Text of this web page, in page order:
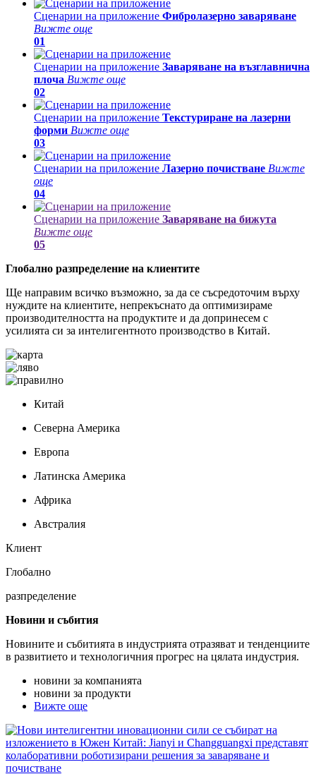
Сценарии на приложение Фибролазерно заваряване
Вижте още
01
Сценарии на приложение Заваряване на възглавнична
плоча Вижте още
02
Сценарии на приложение Текстуриране на лазерни
форми Вижте още
03
Сценарии на приложение Лазерно почистване Вижте
още
04
Сценарии на приложение Заваряване на бижута
Вижте още
05
Глобално разпределение на клиентите
Ще направим всичко възможно, за да се съсредоточим върху
нуждите на клиентите, непрекъснато да оптимизираме
производителността на продуктите и да допринесем с
усилията си за интелигентното производство в Китай.
Китай
Северна Америка
Европа
Латинска Америка
Африка
Австралия
Клиент
Глобално
разпределение
Новини и събития
Новините и събитията в индустрията отразяват и тенденциите
в развитието и технологичния прогрес на цялата индустрия.
новини за компанията
новини за продукти
Вижте още